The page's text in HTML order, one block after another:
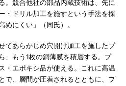
。競合他社の部品内蔵技術は、先に
・ドリル加工を施すという手法を採
めにくい」（同氏）。
てあらかじめ穴開け加工を施したプ
、もう1枚の銅薄膜を積層する。プ
・エポキシ品が使える。これに高温
で、層間が圧着されるとともに、プ